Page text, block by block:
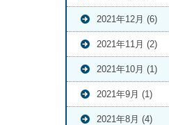
2021年12月 (6)
2021年11月 (2)
2021年10月 (1)
2021年9月 (1)
2021年8月 (4)